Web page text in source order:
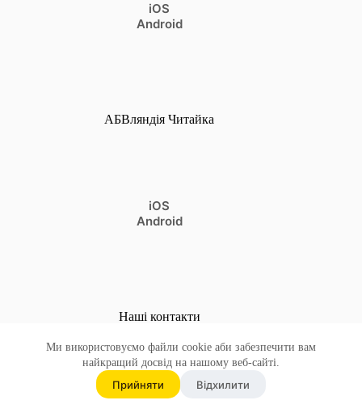
Ми використовуємо файли cookie аби забезпечити вам
найкращий досвід на нашому веб-сайті.
Прийняти Відхилити
iOS
Android
АБВляндія Читайка
iOS
Android
Наші контакти
Бажаєте поділитись коментарями, компліментами, чи
сконтактувати, щоб написати про нас?
hello@huspi.com